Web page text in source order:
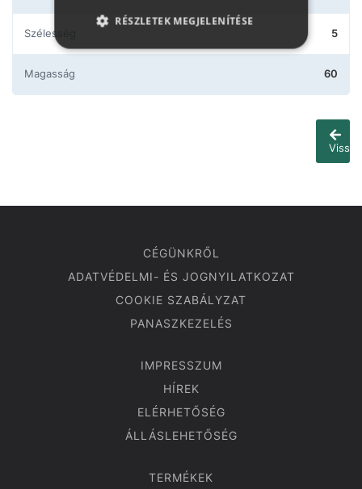
Szélesség 5
Magasság 60
Vissza
CÉGÜNKRŐL
ADATVÉDELMI- ÉS JOGNYILATKOZAT
COOKIE SZABÁLYZAT
PANASZKEZELÉS
IMPRESSZUM
HÍREK
ELÉRHETŐSÉG
ÁLLÁSLEHETŐSÉG
TERMÉKEK
RÉSZLETEK MEGJELENÍTÉSE